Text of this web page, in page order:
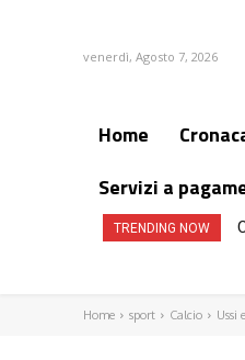
venerdì, Agosto 7, 2026
Home
Servizi a
TRENDING NOW
Home sport Calcio Ussi